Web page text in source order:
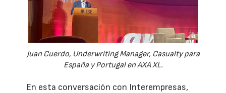
Juan Cuerdo, Underwriting Manager, Casualty para
España y Portugal en AXA XL.
En esta conversación con Interempresas,